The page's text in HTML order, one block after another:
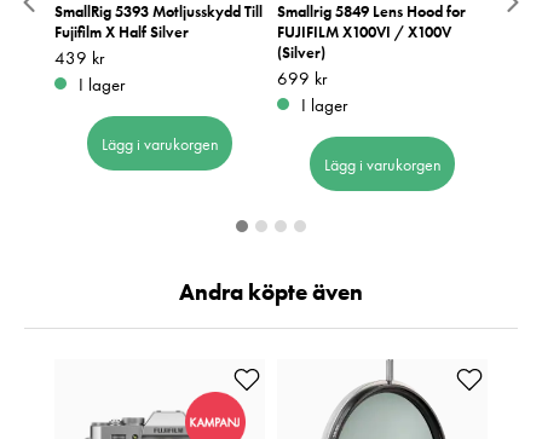
SmallRig 5393 Motljusskydd Till
Fujifilm X Half Silver
Pris: 439 kr
439 kr
I lager
Lägg i varukorgen
Smallrig 5849 Lens Hood for
FUJIFILM X100VI / X100V
(Silver)
Pris: 699 kr
699 kr
I lager
Lägg i varukorgen
Andra köpte även